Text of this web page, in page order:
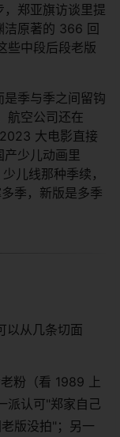
郑亚旗访谈里提
原著的 366 回
些中段后段老版
季与季之间留钩
航空公司还在
大电影直接
少儿动画里
儿线那种季续，
季，新版是多季
以从几条切面
粉（看 1989 上
派认可"郑家自己
版没拍"；另一